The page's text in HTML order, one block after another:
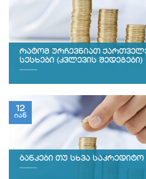
რატომ ურჩევნიათ
სესხები (კვლევის შედეგები)
ბანკები თუ სხვა საკრედიტო
12
იან